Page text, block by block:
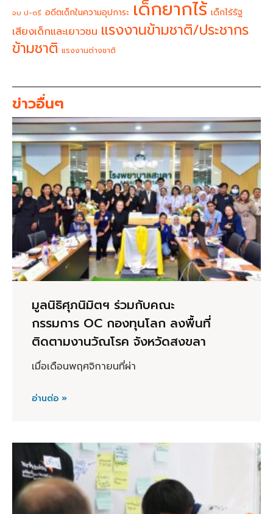
จบ ป-ตรี อดีตเด็กในความอุปการะ เด็กยากไร้ เด็กไร้รัฐ
เสียงเด็กและเยาวชน แรงงานข้ามชาติ/ประชากร
ข้ามชาติ แรงงานต่างชาติ
ข่าวอื่นๆ
มูลนิธิศุภนิมิตฯ ร่วมกับคณะ
กรรมการ OC กองทุนโลก ลงพื้นที่
ติดตามงานวัณโรค จังหวัดสงขลา
เมื่อเดือนพฤศจิกายนที่ผ่า
อ่านต่อ »